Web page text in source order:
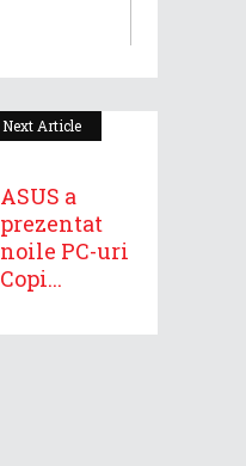
Next Article
ASUS a
prezentat
noile PC-uri
Copi...